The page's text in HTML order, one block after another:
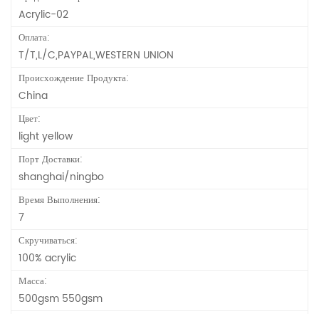
Acrylic-02
Оплата:
T/T,L/C,PAYPAL,WESTERN UNION
Происхождение Продукта:
China
Цвет:
light yellow
Порт Доставки:
shanghai/ningbo
Время Выполнения:
7
Скручиваться:
100% acrylic
Масса:
500gsm 550gsm